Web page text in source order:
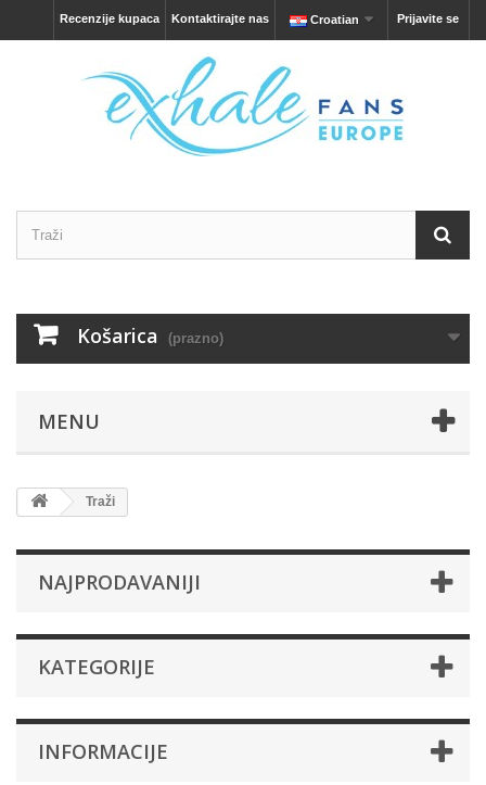
Prijavite se
Croatian
Kontaktirajte nas
Recenzije kupaca
Košarica (prazno)
MENU
Traži
NAJPRODAVANIJI
KATEGORIJE
INFORMACIJE